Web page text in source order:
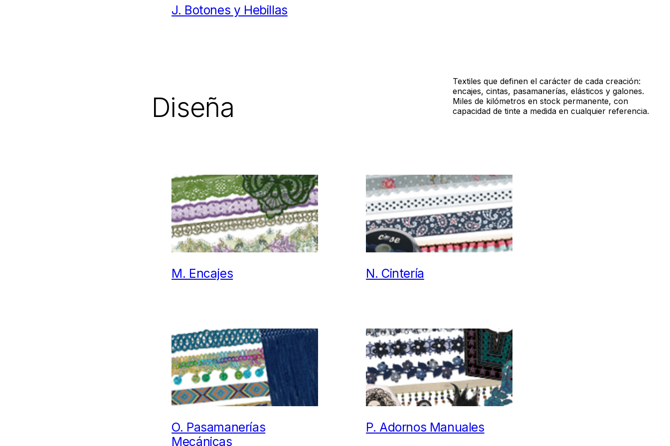
J. Botones y Hebillas
Diseña
Textiles que definen el carácter de cada creación:
encajes, cintas, pasamanerías, elásticos y galones.
Miles de kilómetros en stock permanente, con
capacidad de tinte a medida en cualquier referencia.
M. Encajes N. Cintería
O. Pasamanerías
Mecánicas
P. Adornos Manuales